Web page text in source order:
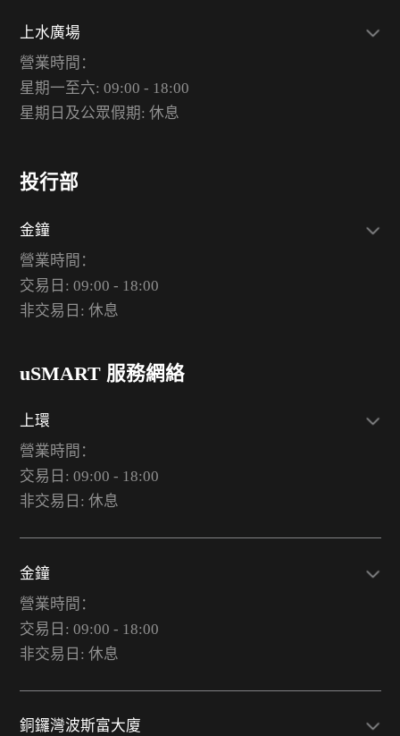
上水廣場
營業時間：
星期一至六: 09:00 - 18:00
星期日及公眾假期: 休息
投行部
金鐘
營業時間：
交易日: 09:00 - 18:00
非交易日: 休息
uSMART 服務網絡
上環
營業時間：
交易日: 09:00 - 18:00
非交易日: 休息
金鐘
營業時間：
交易日: 09:00 - 18:00
非交易日: 休息
銅鑼灣波斯富大廈